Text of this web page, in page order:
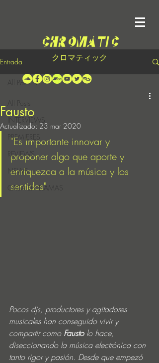
クロマティック
Entrada
INTERVIEWS
PREMIERES
REVIEWS
NEWS
CASA EN LLAMAS
All Posts
Fausto
Actualizado: 23 mar 2020
"Es importante innovar y
proponer algo que aporte y
enriquezca a la música y los
sentidos"
Pocos djs, productores y agitadores
musicales han conseguido vivir y
compartir como Fausto lo hace,
diseccionando la música electrónica con
tanto rigor y pasión. Desde que empezó